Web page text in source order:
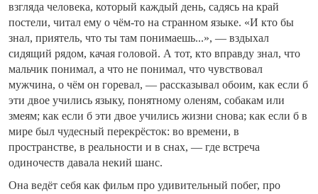
взгляда человека, который каждый день, садясь на край
постели, читал ему о чём-то на странном языке. «И кто бы
знал, приятель, что ты там понимаешь...», — вздыхал
сидящий рядом, качая головой. А тот, кто вправду знал, что
мальчик понимал, а что не понимал, что чувствовал
мужчина, о чём он горевал, — рассказывал обоим, как если б
эти двое учились языку, понятному оленям, собакам или
змеям; как если б эти двое учились жизни снова; как если б в
мире был чудесный перекрёсток: во времени, в
пространстве, в реальности и в снах, — где встреча
одиночеств давала некий шанс.
Она ведёт себя как фильм про удивительный побег, про